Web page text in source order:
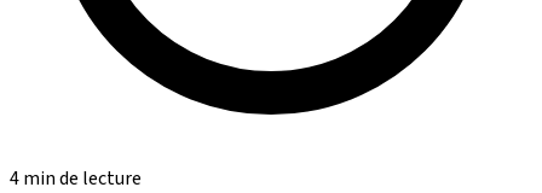
4 min de lecture